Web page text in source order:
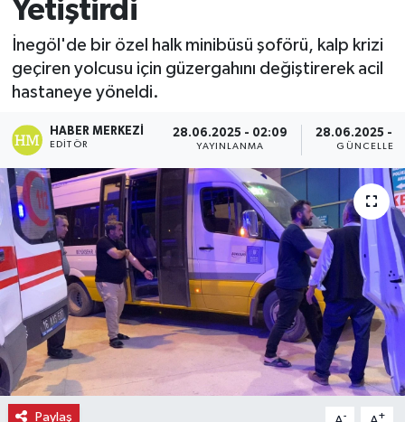
Yetiştirdi
İnegöl'de bir özel halk minibüsü şoförü, kalp krizi
geçiren yolcusu için güzergahını değiştirerek acil
hastaneye yöneldi.
HABER MERKEZI
EDITÖR
28.06.2025 - 02:09
YAYINLANMA
28.06.2025 -
Paylaş - +